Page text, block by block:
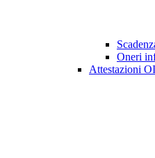
Oneri
Attestazioni